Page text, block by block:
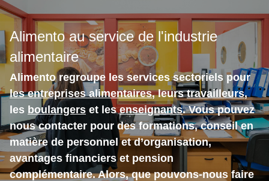
SUR ALIMENTO
EQUIPE
CONTACT
Alimento au service de l'industrie
alimentaire
Alimento regroupe les services sectoriels pour
les entreprises alimentaires, leurstravailleurs,
les boulangers et lesenseignants. Vous pouvez
nous contacter pour des formations, conseil en
matière de personnel et d’organisation,
avantages financiers et pension
complémentaire. Alors, que pouvons-nous faire